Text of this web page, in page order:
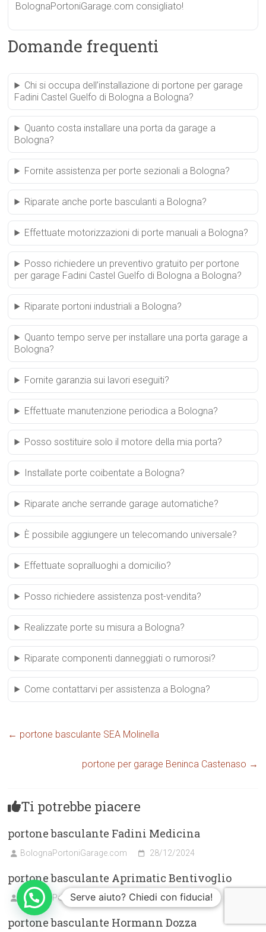
BolognaPortoniGarage.com consigliato!
Domande frequenti
Chi si occupa dell’installazione di portone per garage
Fadini Castel Guelfo di Bologna a Bologna?
Quanto costa installare una porta da garage a
Bologna?
Fornite assistenza per porte sezionali a Bologna?
Riparate anche porte basculanti a Bologna?
Effettuate motorizzazioni di porte manuali a Bologna?
Posso richiedere un preventivo gratuito per portone
per garage Fadini Castel Guelfo di Bologna a Bologna?
Riparate portoni industriali a Bologna?
Quanto tempo serve per installare una porta garage a
Bologna?
Fornite garanzia sui lavori eseguiti?
Effettuate manutenzione periodica a Bologna?
Posso sostituire solo il motore della mia porta?
Installate porte coibentate a Bologna?
Riparate anche serrande garage automatiche?
È possibile aggiungere un telecomando universale?
Effettuate sopralluoghi a domicilio?
Posso richiedere assistenza post-vendita?
Realizzate porte su misura a Bologna?
Riparate componenti danneggiati o rumorosi?
Come contattarvi per assistenza a Bologna?
← portone basculante SEA Molinella
portone per garage Beninca Castenaso →
Ti potrebbe piacere
portone basculante Fadini Medicina
BolognaPortoniGarage.com 28/12/2024
portone basculante Aprimatic Bentivoglio
BolognaPortoniGarage.com 02/01/2025
portone basculante Hormann Dozza
Serve aiuto? Chiedi con fiducia!